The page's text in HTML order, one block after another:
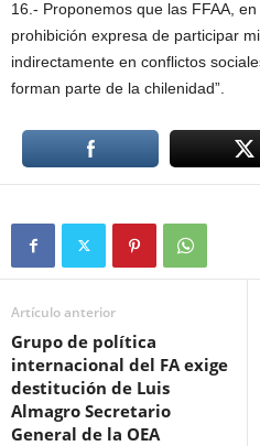
16.- Proponemos que las FFAA,
prohibición expresa de participar
indirectamente en conflictos
forman parte de la chilenidad”.
Artículo anterior
Grupo de política
internacional del FA exige
destitución de Luis
Almagro Secretario
General de la OEA